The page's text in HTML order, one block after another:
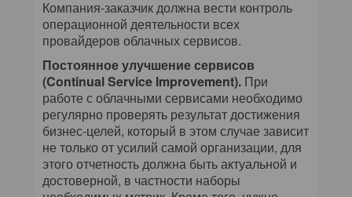
Компания-заказчик должна вести контроль
операционной деятельности всех
провайдеров облачных сервисов.
Постоянное улучшение сервисов
(Continual Service Improvement). При
работе с облачными сервисами необходимо
регулярно проверять результат достижения
бизнес-целей, который в этом случае зависит
не только от усилий самой организации, для
этого отчетность должна быть актуальной и
достоверной, в частности наборы